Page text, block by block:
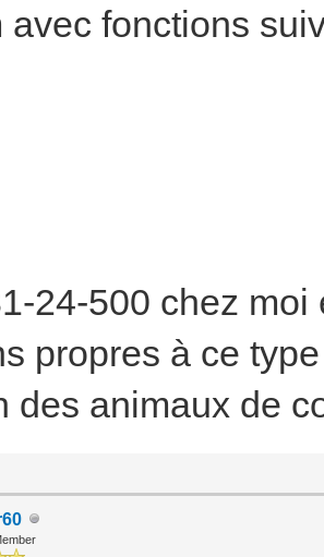
avec fonctions
24-500 chez
propres à ce
des animaux de